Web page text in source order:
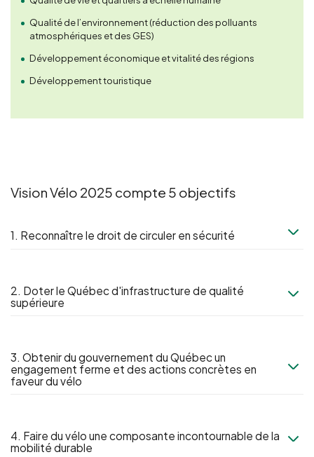
Qualité de l’environnement (réduction des polluants
atmosphériques et des GES)
Développement économique et vitalité des régions
Développement touristique
Vision Vélo 2025 compte 5 objectifs
1. Reconnaître le droit de circuler en sécurité
2. Doter le Québec d'infrastructure de qualité
supérieure
3. Obtenir du gouvernement du Québec un
engagement ferme et des actions concrètes en
faveur du vélo
4. Faire du vélo une composante incontournable de la
mobilité durable